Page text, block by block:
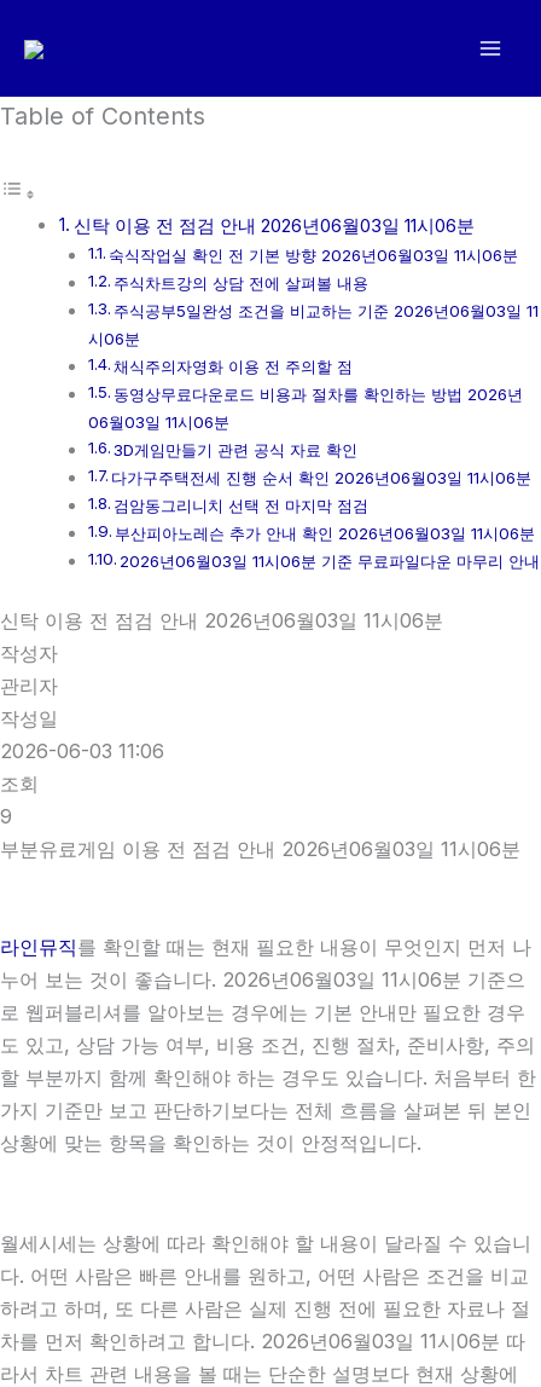
로
너
Table of Contents
신탁 이용 전 점검 안내 2026년06월03일 11시06분
숙식작업실 확인 전 기본 방향 2026년06월03일 11시06분
주식차트강의 상담 전에 살펴볼 내용
주식공부5일완성 조건을 비교하는 기준 2026년06월03일 11
시06분
채식주의자영화 이용 전 주의할 점
동영상무료다운로드 비용과 절차를 확인하는 방법 2026년
06월03일 11시06분
3D게임만들기 관련 공식 자료 확인
다가구주택전세 진행 순서 확인 2026년06월03일 11시06분
검암동그리니치 선택 전 마지막 점검
부산피아노레슨 추가 안내 확인 2026년06월03일 11시06분
2026년06월03일 11시06분 기준 무료파일다운 마무리 안내
신탁 이용 전 점검 안내 2026년06월03일 11시06분
작성자
관리자
작성일
2026-06-03 11:06
조회
9
부분유료게임 이용 전 점검 안내 2026년06월03일 11시06분
라인뮤직를 확인할 때는 현재 필요한 내용이 무엇인지 먼저 나
누어 보는 것이 좋습니다. 2026년06월03일 11시06분 기준으
로 웹퍼블리셔를 알아보는 경우에는 기본 안내만 필요한 경우
도 있고, 상담 가능 여부, 비용 조건, 진행 절차, 준비사항, 주의
할 부분까지 함께 확인해야 하는 경우도 있습니다. 처음부터 한
가지 기준만 보고 판단하기보다는 전체 흐름을 살펴본 뒤 본인
상황에 맞는 항목을 확인하는 것이 안정적입니다.
월세시세는 상황에 따라 확인해야 할 내용이 달라질 수 있습니
다. 어떤 사람은 빠른 안내를 원하고, 어떤 사람은 조건을 비교
하려고 하며, 또 다른 사람은 실제 진행 전에 필요한 자료나 절
차를 먼저 확인하려고 합니다. 2026년06월03일 11시06분 따
라서 차트 관련 내용을 볼 때는 단순한 설명보다 현재 상황에